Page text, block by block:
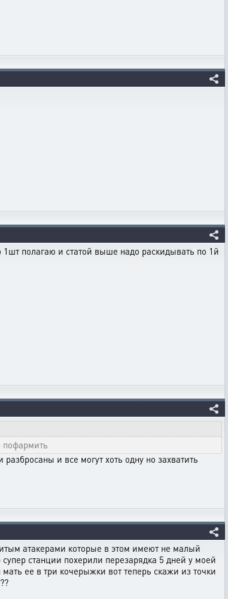
полагаю и статой выше надо раскидывать по 1й
пофармить
и все могут хоть одну но захватить
атакерами которые в этом имеют не малый
станции похерили перезарядка 5 дней у моей
ее в три кочерыжки вот теперь скажи из точки